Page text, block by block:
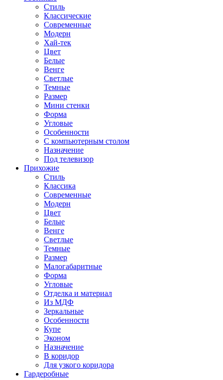
Стиль
Классические
Современные
Модерн
Хай-тек
Цвет
Белые
Венге
Светлые
Темные
Размер
Мини стенки
Форма
Угловые
Особенности
С компьютерным столом
Назначение
Под телевизор
Прихожие
Стиль
Классика
Современные
Модерн
Цвет
Белые
Венге
Светлые
Темные
Размер
Малогабаритные
Форма
Угловые
Отделка и материал
Из МДФ
Зеркальные
Особенности
Купе
Эконом
Назначение
В коридор
Для узкого коридора
Гардеробные